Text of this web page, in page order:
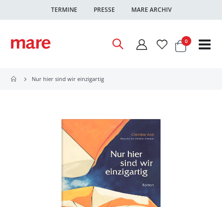
TERMINE PRESSE MARE ARCHIV
Warenkorb
0Artikel
Nur hier sind wir einzigartig